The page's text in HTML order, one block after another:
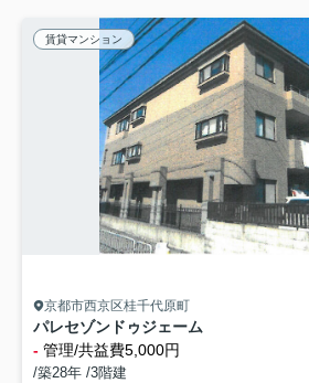
賃貸マンション
京都市西京区桂千代原町
パレセゾンドゥジェーム
- 管理/共益費5,000円
/築28年 /3階建